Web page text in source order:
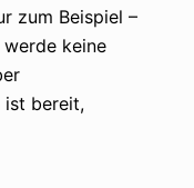
zum Beispiel –
keine
ist bereit,